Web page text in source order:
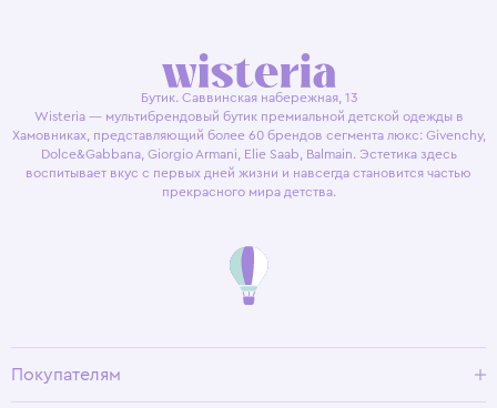
Бутик. Саввинская набережная, 13
Wisteria — мультибрендовый бутик премиальной детской одежды в
Хамовниках, представляющий более 60 брендов сегмента люкс: Givenchy,
Dolce&Gabbana, Giorgio Armani, Elie Saab, Balmain. Эстетика здесь
воспитывает вкус с первых дней жизни и навсегда становится частью
прекрасного мира детства.
Покупателям